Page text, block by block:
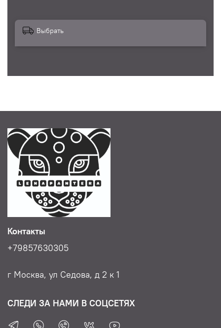
Выбрать
Контакты
+79857630305
г Москва, ул Седова, д 2 к 1
СЛЕДИ ЗА НАМИ В СОЦСЕТЯХ